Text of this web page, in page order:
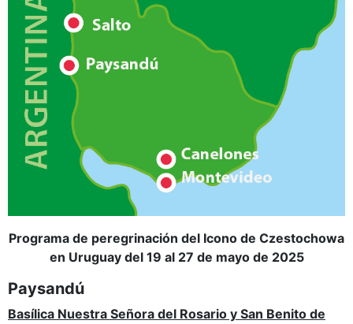
Programa de peregrinación del Icono de Czestochowa
en Uruguay del 19 al 27 de mayo de 2025
Paysandú
Basílica Nuestra Señora del Rosario y San Benito de